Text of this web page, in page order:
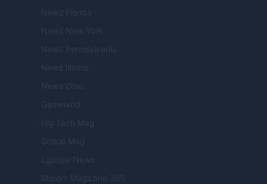
Newz Florida
Newz New York
Newz Pennsylvania
Newz Illinois
Newz Ohio
Gameland
Hig Tech Mag
Scoop Mag
Lgbtqia News
Motors Magazine 365